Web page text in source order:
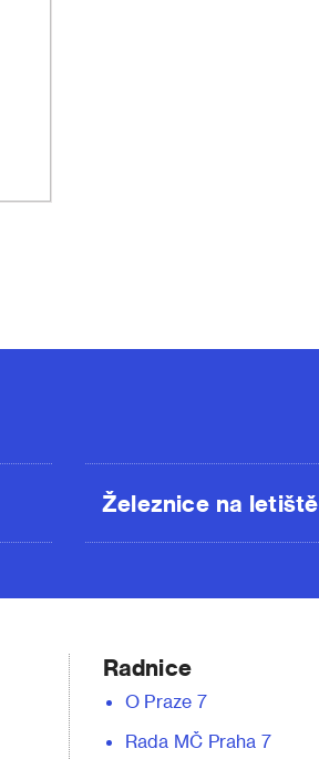
Železnice na letiště
Radnice
O Praze 7
Rada MČ Praha 7